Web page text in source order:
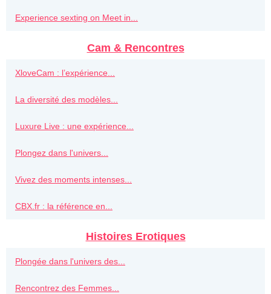
Experience sexting on Meet in...
Cam & Rencontres
XloveCam : l’expérience...
La diversité des modèles...
Luxure Live : une expérience...
Plongez dans l'univers...
Vivez des moments intenses...
CBX.fr : la référence en...
Histoires Erotiques
Plongée dans l'univers des...
Rencontrez des Femmes...